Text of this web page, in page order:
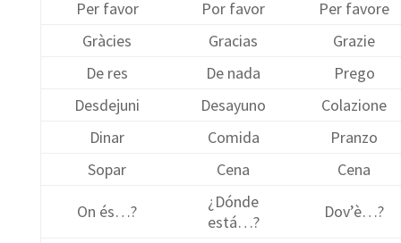
Per favor Por favor
Per favore
Gràcies
Gracias
Grazie
De res
De nada
Prego
Desdejuni
Desayuno
Colazione
Dinar
Comida
Pranzo
Sopar
Cena Cena
On és…?
¿Dónde
está…?
Dov’è…?